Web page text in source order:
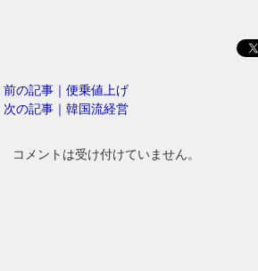
前の記事｜便乗値上げ
次の記事｜韓国流経営
コメントは受け付けていません。